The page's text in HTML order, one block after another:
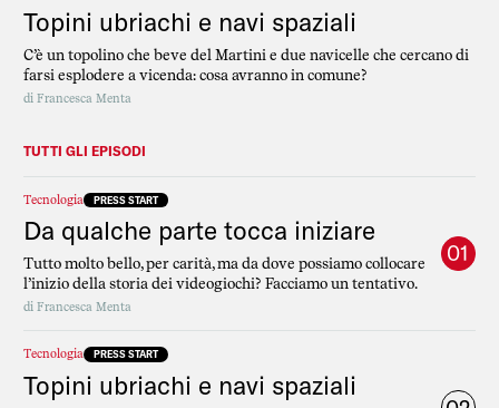
Topini ubriachi e navi spaziali
C’è un topolino che beve del Martini e due navicelle che cercano di
farsi esplodere a vicenda: cosa avranno in comune?
di Francesca Menta
TUTTI GLI EPISODI
Tecnologia PRESS START
Da qualche parte tocca iniziare
Tutto molto bello, per carità, ma da dove possiamo collocare
l’inizio della storia dei videogiochi? Facciamo un tentativo.
di Francesca Menta
01
Tecnologia PRESS START
Topini ubriachi e navi spaziali